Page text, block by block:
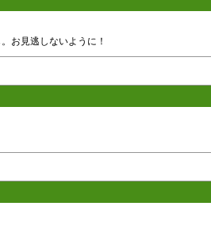
お見逃しないように！